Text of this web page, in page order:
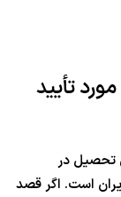
تأیید
تحصیل در
است. اگر قصد